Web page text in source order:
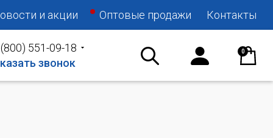
и акции Оптовые продажи Контакты
551-09-18
звонок
0